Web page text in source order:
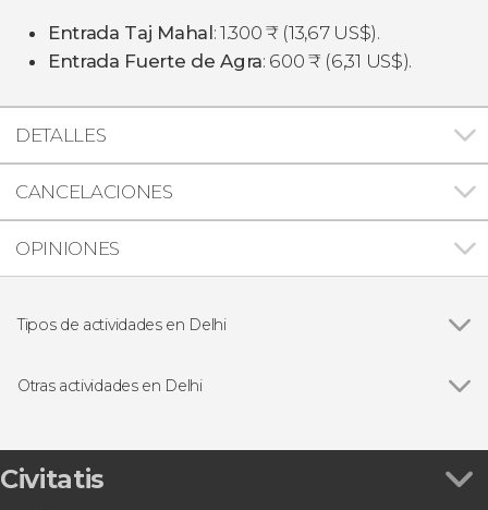
Entrada Taj Mahal: 1.300₹ (13,67 US$).
Entrada Fuerte de Agra: 600₹ (6,31 US$).
DETALLES
CANCELACIONES
OPINIONES
Tipos de actividades en Delhi
Excursiones de un día
Otras actividades en Delhi
Free tour por Delhi
Tour gastronómico por Delhi
Civitatis